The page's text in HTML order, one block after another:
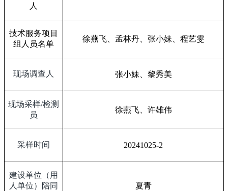
人
技术服务项目
组人员名单
徐燕飞、孟林丹、张小妹、程艺雯
现场调查人 张小妹、黎秀美
现场采样/检测
员
徐燕飞、许雄伟
采样时间 20241025-2
建设单位（用
人单位）陪同
夏青